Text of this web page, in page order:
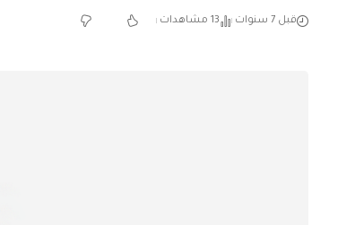
قبل 7 سنوات 13 مشاهدات